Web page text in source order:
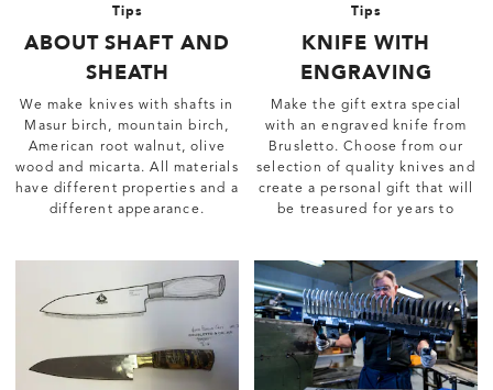
Tips
ABOUT SHAFT AND
SHEATH
We make knives with shafts in
Masur birch, mountain birch,
American root walnut, olive
wood and micarta. All materials
have different properties and a
different appearance.
Tips
KNIFE WITH
ENGRAVING
Make the gift extra special
with an engraved knife from
Brusletto. Choose from our
selection of quality knives and
create a personal gift that will
be treasured for years to